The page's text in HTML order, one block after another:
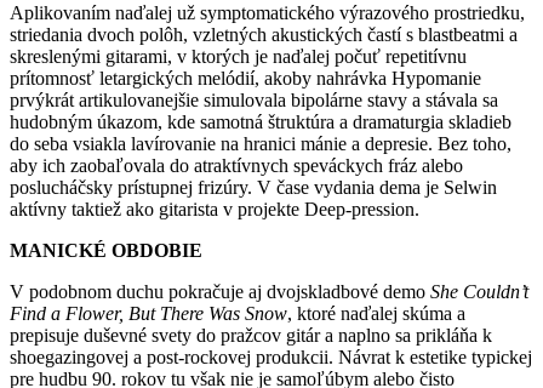
Aplikovaním naďalej už symptomatického výrazového prostriedku,
striedania dvoch polôh, vzletných akustických častí s blastbeatmi a
skreslenými gitarami, v ktorých je naďalej počuť repetitívnu
prítomnosť letargických melódií, akoby nahrávka Hypomanie
prvýkrát artikulovanejšie simulovala bipolárne stavy a stávala sa
hudobným úkazom, kde samotná štruktúra a dramaturgia skladieb
do seba vsiakla lavírovanie na hranici mánie a depresie. Bez toho,
aby ich zaobaľovala do atraktívnych speváckych fráz alebo
poslucháčsky prístupnej frizúry. V čase vydania dema je Selwin
aktívny taktiež ako gitarista v projekte Deep-pression.
MANICKÉ OBDOBIE
V podobnom duchu pokračuje aj dvojskladbové demo She Couldn’t
Find a Flower, But There Was Snow, ktoré naďalej skúma a
prepisuje duševné svety do pražcov gitár a naplno sa prikláňa k
shoegazingovej a post-rockovej produkcii. Návrat k estetike typickej
pre hudbu 90. rokov tu však nie je samoľúbym alebo čisto